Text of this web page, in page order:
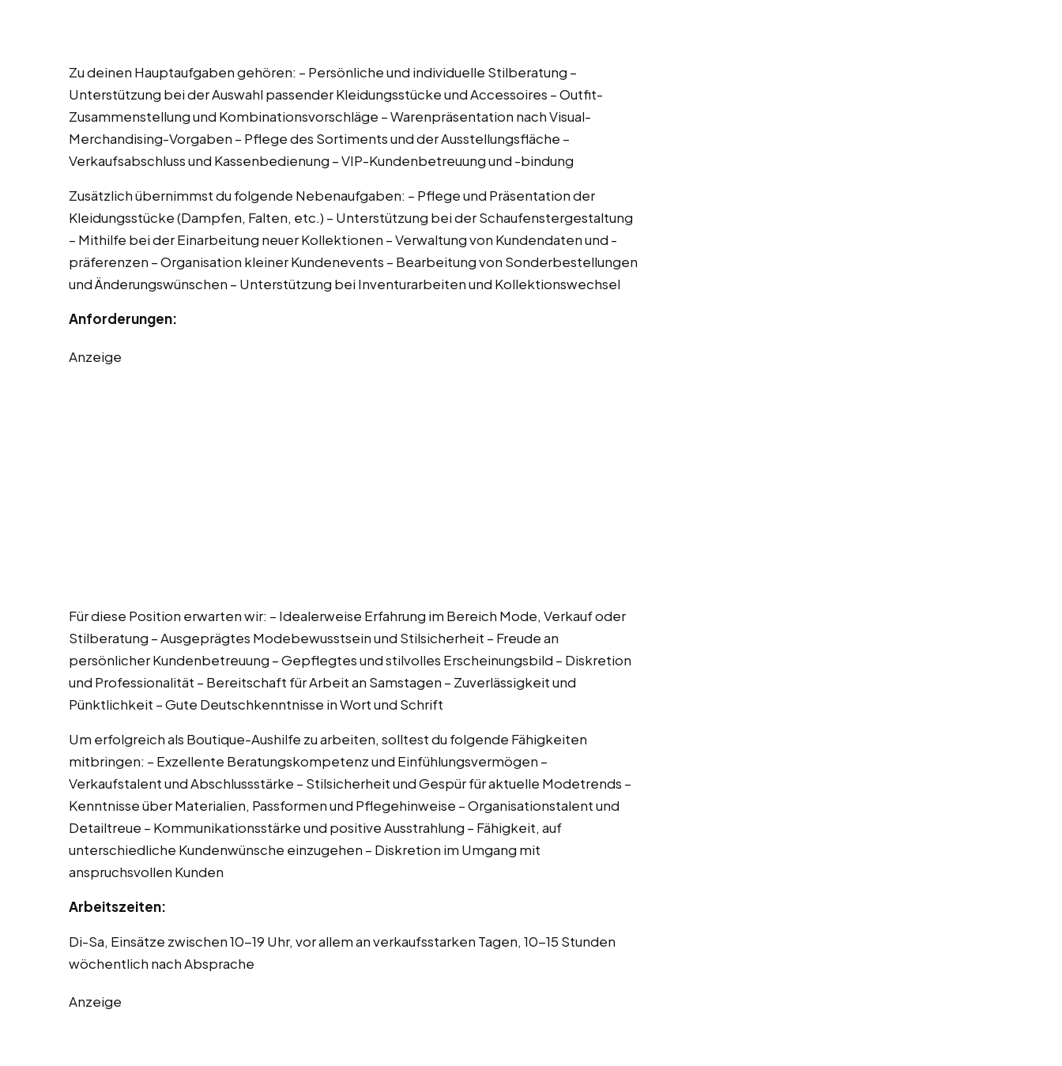
Zu deinen Hauptaufgaben gehören: – Persönliche und individuelle Stilberatung –
Unterstützung bei der Auswahl passender Kleidungsstücke und Accessoires – Outfit-
Zusammenstellung und Kombinationsvorschläge – Warenpräsentation nach Visual-
Merchandising-Vorgaben – Pflege des Sortiments und der Ausstellungsfläche –
Verkaufsabschluss und Kassenbedienung – VIP-Kundenbetreuung und -bindung
Zusätzlich übernimmst du folgende Nebenaufgaben: – Pflege und Präsentation der
Kleidungsstücke (Dampfen, Falten, etc.) – Unterstützung bei der Schaufenstergestaltung
– Mithilfe bei der Einarbeitung neuer Kollektionen – Verwaltung von Kundendaten und -
präferenzen – Organisation kleiner Kundenevents – Bearbeitung von Sonderbestellungen
und Änderungswünschen – Unterstützung bei Inventurarbeiten und Kollektionswechsel
Anforderungen:
Anzeige
Für diese Position erwarten wir: – Idealerweise Erfahrung im Bereich Mode, Verkauf oder
Stilberatung – Ausgeprägtes Modebewusstsein und Stilsicherheit – Freude an
persönlicher Kundenbetreuung – Gepflegtes und stilvolles Erscheinungsbild – Diskretion
und Professionalität – Bereitschaft für Arbeit an Samstagen – Zuverlässigkeit und
Pünktlichkeit – Gute Deutschkenntnisse in Wort und Schrift
Um erfolgreich als Boutique-Aushilfe zu arbeiten, solltest du folgende Fähigkeiten
mitbringen: – Exzellente Beratungskompetenz und Einfühlungsvermögen –
Verkaufstalent und Abschlussstärke – Stilsicherheit und Gespür für aktuelle Modetrends –
Kenntnisse über Materialien, Passformen und Pflegehinweise – Organisationstalent und
Detailtreue – Kommunikationsstärke und positive Ausstrahlung – Fähigkeit, auf
unterschiedliche Kundenwünsche einzugehen – Diskretion im Umgang mit
anspruchsvollen Kunden
Arbeitszeiten:
Di-Sa, Einsätze zwischen 10-19 Uhr, vor allem an verkaufsstarken Tagen, 10-15 Stunden
wöchentlich nach Absprache
Anzeige